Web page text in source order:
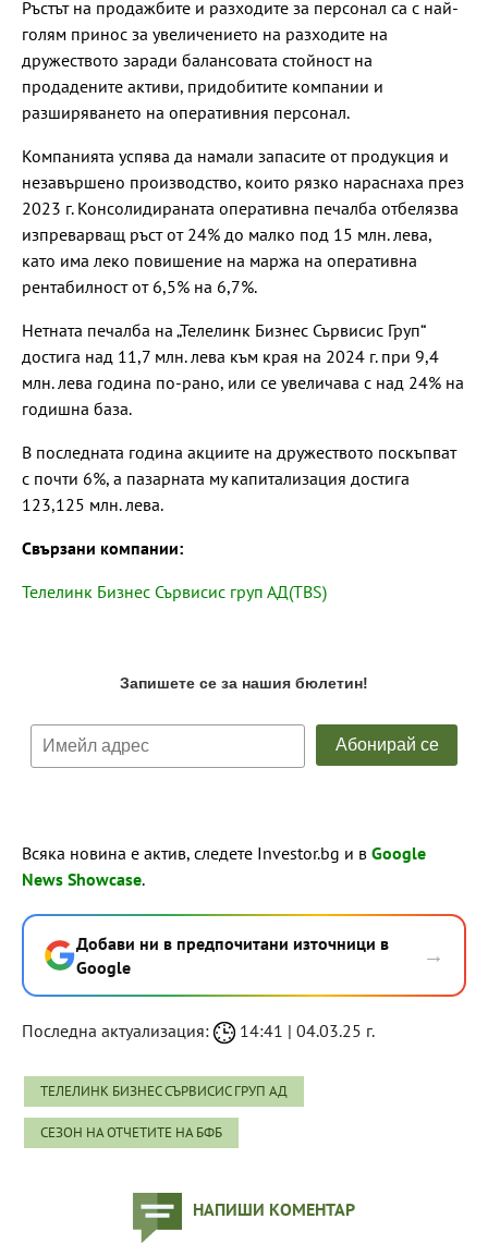
Ръстът на продажбите и разходите за персонал са с най-
голям принос за увеличението на разходите на
дружеството заради балансовата стойност на
продадените активи, придобитите компании и
разширяването на оперативния персонал.
Компанията успява да намали запасите от продукция и
незавършено производство, които рязко нараснаха през
2023 г. Консолидираната оперативна печалба отбелязва
изпреварващ ръст от 24% до малко под 15 млн. лева,
като има леко повишение на маржа на оперативна
рентабилност от 6,5% на 6,7%.
Нетната печалба на „Телелинк Бизнес Сървисис Груп“
достига над 11,7 млн. лева към края на 2024 г. при 9,4
млн. лева година по-рано, или се увеличава с над 24% на
годишна база.
В последната година акциите на дружеството поскъпват
с почти 6%, а пазарната му капитализация достига
123,125 млн. лева.
Свързани компании:
Телелинк Бизнес Сървисис груп АД(TBS)
Всяка новина е актив, следете Investor.bg и в Google
News Showcase.
Добави ни в предпочитани източници в
Google
→
Последна актуализация: 14:41 | 04.03.25 г.
ТЕЛЕЛИНК БИЗНЕС СЪРВИСИС ГРУП АД
СЕЗОН НА ОТЧЕТИТЕ НА БФБ
НАПИШИ КОМЕНТАР